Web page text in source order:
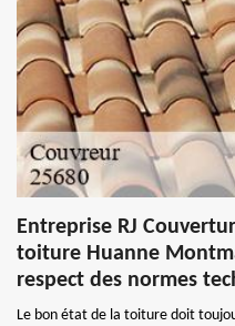
Entreprise RJ
toiture Huanne
respect des normes
Le bon état de la toiture doit